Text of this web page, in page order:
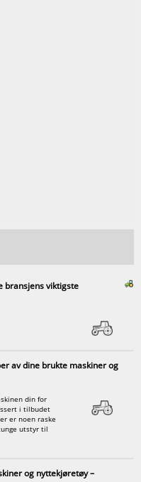
bransjens viktigste
av dine brukte maskiner og
din for
i tilbudet
er noen raske
utstyr til
og nyttekjøretøy –